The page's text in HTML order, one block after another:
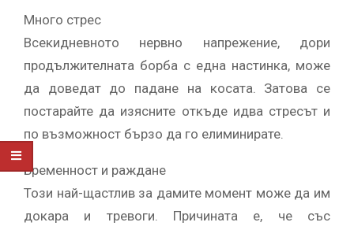
Много стрес
Всекидневното нервно напрежение, дори
продължителната борба с една настинка, може
да доведат до падане на косата. Затова се
постарайте да изясните откъде идва стресът и
по възможност бързо да го елиминирате.
Бременност и раждане
Този най-щастлив за дамите момент може да им
докара и тревоги. Причината е, че със